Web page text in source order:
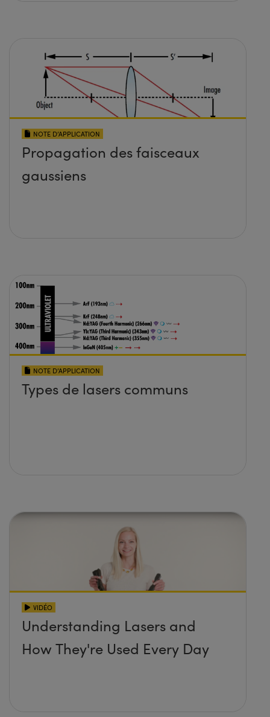
NOTE D’APPLICATION
Propagation des faisceaux
gaussiens
NOTE D’APPLICATION
Types de lasers communs
VIDÉO
Understanding Lasers and
How They're Used Every Day